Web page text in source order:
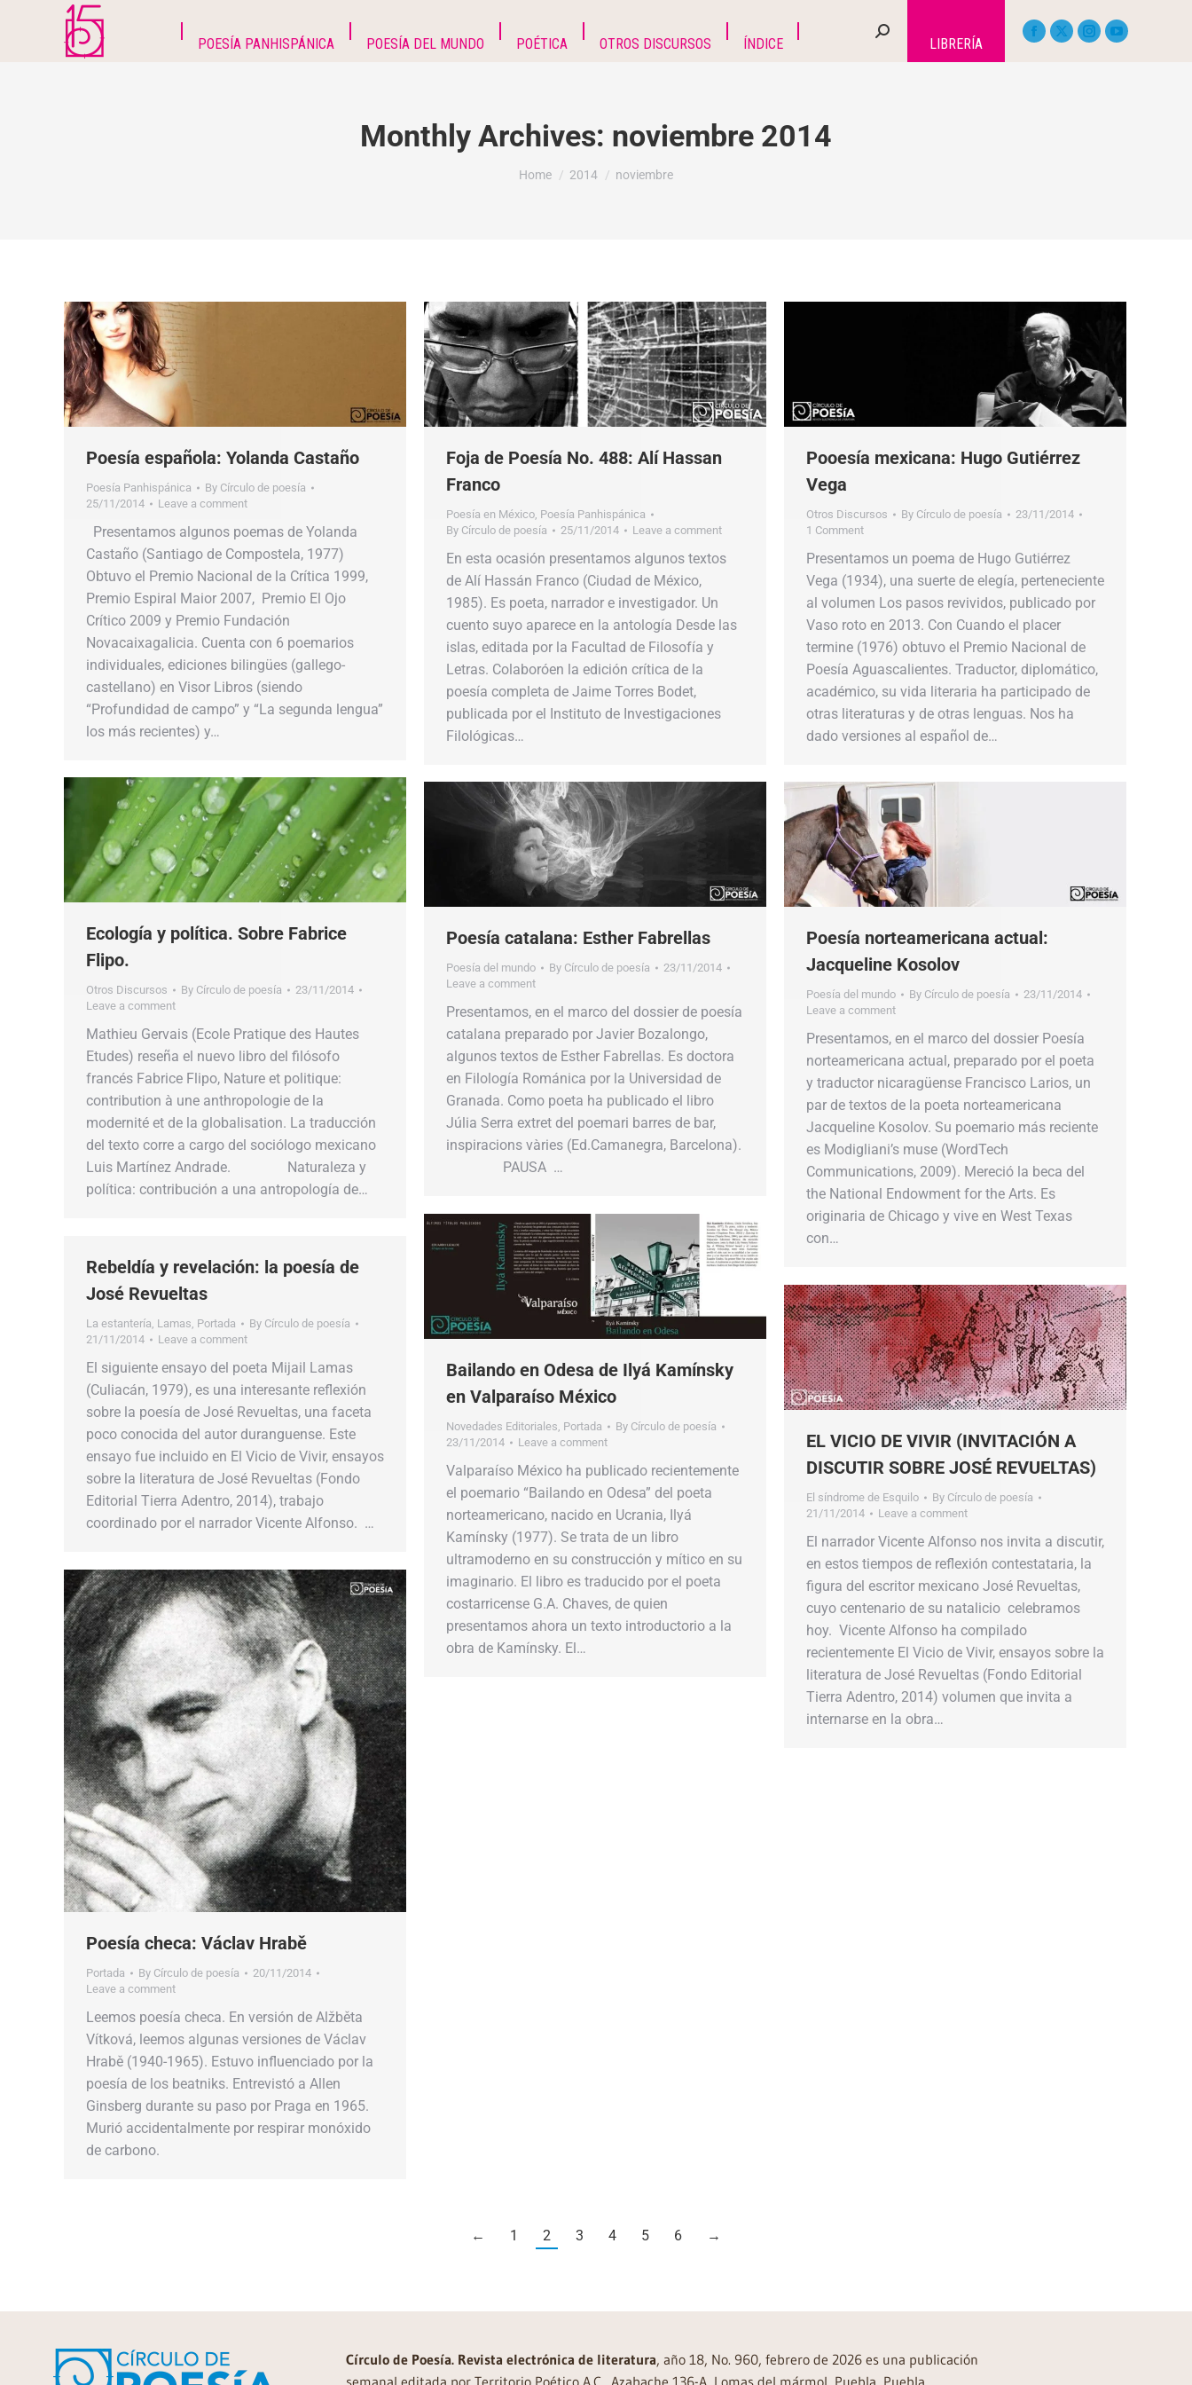
POESÍA PANHISPÁNICA POESÍA DEL MUNDO POÉTICA OTROS DISCURSOS ÍNDICE LIBRERÍA
Monthly Archives: noviembre 2014
You are here:
Home 2014 noviembre
Poesía española: Yolanda Castaño
Poesía Panhispánica By Círculo de poesía
25/11/2014
Leave a comment
Presentamos algunos poemas de Yolanda
Castaño (Santiago de Compostela, 1977)
Obtuvo el Premio Nacional de la Crítica 1999,
Premio Espiral Maior 2007, Premio El Ojo
Crítico 2009 y Premio Fundación
Novacaixagalicia. Cuenta con 6 poemarios
individuales, ediciones bilingües (gallego-
castellano) en Visor Libros (siendo
“Profundidad de campo” y “La segunda lengua”
los más recientes) y…
Foja de Poesía No. 488: Alí Hassan
Franco
Poesía en México Poesía Panhispánica
By Círculo de poesía 25/11/2014 Leave a comment
En esta ocasión presentamos algunos textos
de Alí Hassán Franco (Ciudad de México,
1985). Es poeta, narrador e investigador. Un
cuento suyo aparece en la antología Desde las
islas, editada por la Facultad de Filosofía y
Letras. Colaboróen la edición crítica de la
poesía completa de Jaime Torres Bodet,
publicada por el Instituto de Investigaciones
Filológicas…
Pooesía mexicana: Hugo Gutiérrez
Vega
Otros Discursos By Círculo de poesía
23/11/2014
1 Comment
Presentamos un poema de Hugo Gutiérrez
Vega (1934), una suerte de elegía, perteneciente
al volumen Los pasos revividos, publicado por
Vaso roto en 2013. Con Cuando el placer
termine (1976) obtuvo el Premio Nacional de
Poesía Aguascalientes. Traductor, diplomático,
académico, su vida literaria ha participado de
otras literaturas y de otras lenguas. Nos ha
dado versiones al español de…
Ecología y política. Sobre Fabrice
Flipo.
Otros Discursos By Círculo de poesía
23/11/2014
Leave a comment
Mathieu Gervais (Ecole Pratique des Hautes
Etudes) reseña el nuevo libro del filósofo
francés Fabrice Flipo, Nature et politique:
contribution à une anthropologie de la
modernité et de la globalisation. La traducción
del texto corre a cargo del sociólogo mexicano
Luis Martínez Andrade. Naturaleza y
política: contribución a una antropología de…
Poesía catalana: Esther Fabrellas
Poesía del mundo By Círculo de poesía
23/11/2014
Leave a comment
Presentamos, en el marco del dossier de poesía
catalana preparado por Javier Bozalongo,
algunos textos de Esther Fabrellas. Es doctora
en Filología Románica por la Universidad de
Granada. Como poeta ha publicado el libro
Júlia Serra extret del poemari barres de bar,
inspiracions vàries (Ed.Camanegra, Barcelona).
PAUSA …
Poesía norteamericana actual:
Jacqueline Kosolov
Poesía del mundo By Círculo de poesía
23/11/2014
Leave a comment
Presentamos, en el marco del dossier Poesía
norteamericana actual, preparado por el poeta
y traductor nicaragüense Francisco Larios, un
par de textos de la poeta norteamericana
Jacqueline Kosolov. Su poemario más reciente
es Modigliani’s muse (WordTech
Communications, 2009). Mereció la beca del
the National Endowment for the Arts. Es
originaria de Chicago y vive en West Texas
con…
Bailando en Odesa de Ilyá Kamínsky
en Valparaíso México
Novedades Editoriales Portada By Círculo de poesía
23/11/2014
Leave a comment
Valparaíso México ha publicado recientemente
el poemario “Bailando en Odesa” del poeta
norteamericano, nacido en Ucrania, Ilyá
Kamínsky (1977). Se trata de un libro
ultramoderno en su construcción y mítico en su
imaginario. El libro es traducido por el poeta
costarricense G.A. Chaves, de quien
presentamos ahora un texto introductorio a la
obra de Kamínsky. El…
Rebeldía y revelación: la poesía de
José Revueltas
La estantería, Lamas, Portada By Círculo de poesía
21/11/2014
Leave a comment
El siguiente ensayo del poeta Mijail Lamas
(Culiacán, 1979), es una interesante reflexión
sobre la poesía de José Revueltas, una faceta
poco conocida del autor duranguense. Este
ensayo fue incluido en El Vicio de Vivir, ensayos
sobre la literatura de José Revueltas (Fondo
Editorial Tierra Adentro, 2014), trabajo
coordinado por el narrador Vicente Alfonso. …
EL VICIO DE VIVIR (INVITACIÓN A
DISCUTIR SOBRE JOSÉ REVUELTAS)
El síndrome de Esquilo By Círculo de poesía
21/11/2014
Leave a comment
El narrador Vicente Alfonso nos invita a discutir,
en estos tiempos de reflexión contestataria, la
figura del escritor mexicano José Revueltas,
cuyo centenario de su natalicio celebramos
hoy. Vicente Alfonso ha compilado
recientemente El Vicio de Vivir, ensayos sobre la
literatura de José Revueltas (Fondo Editorial
Tierra Adentro, 2014) volumen que invita a
internarse en la obra…
Poesía checa: Václav Hrabě
Portada By Círculo de poesía
20/11/2014
Leave a comment
Leemos poesía checa. En versión de Alžběta
Vítková, leemos algunas versiones de Václav
Hrabě (1940-1965). Estuvo influenciado por la
poesía de los beatniks. Entrevistó a Allen
Ginsberg durante su paso por Praga en 1965.
Murió accidentalmente por respirar monóxido
de carbono.
← 1 2 3 4 5 6 →
Círculo de Poesía. Revista electrónica de literatura, año 18, No. 960, febrero de 2026 es una publicación